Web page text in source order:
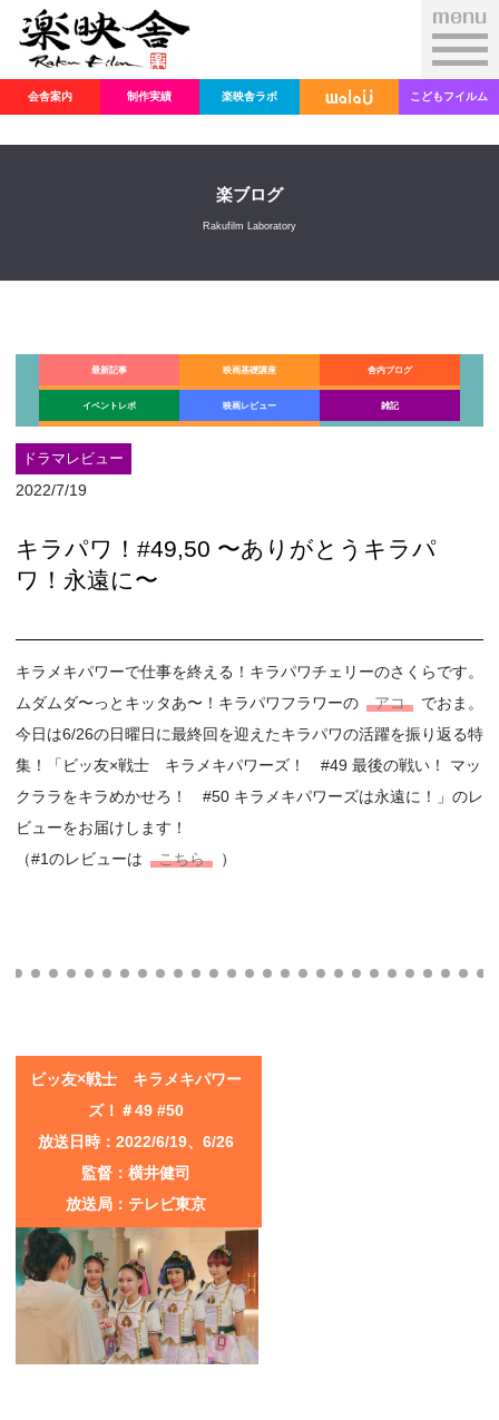
会舎案内 制作実績 楽映舎ラボ こどもフイルム
楽ブログ
Rakufilm Laboratory
最新記事 映画基礎講座 舎内ブログ
イベントレポ 映画レビュー 雑記
ドラマレビュー
2022/7/19
キラパワ！#49,50 〜ありがとうキラパ
ワ！永遠に〜
キラメキパワーで仕事を終える！キラパワチェリーのさくらです。
ムダムダ〜っとキッタあ〜！キラパワフラワーの
アコ
でおま。
今日は6/26の日曜日に最終回を迎えたキラパワの活躍を振り返る特
集！「ビッ友×戦士 キラメキパワーズ！ #49 最後の戦い！ マッ
クララをキラめかせろ！ #50 キラメキパワーズは永遠に！」のレ
ビューをお届けします！
（#1のレビューは
こちら ）
ビッ友×戦士 キラメキパワー
ズ！＃49 #50
放送日時：2022/6/19、6/26
監督：横井健司
放送局：テレビ東京